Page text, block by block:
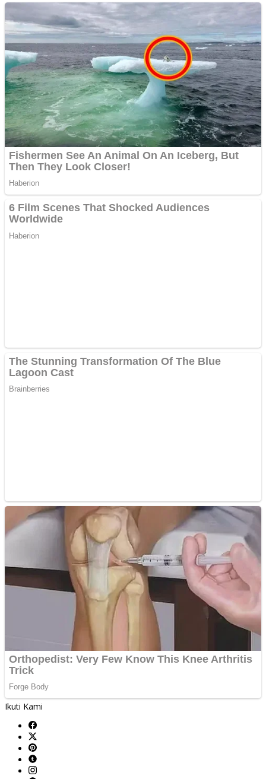
Ikuti Kami